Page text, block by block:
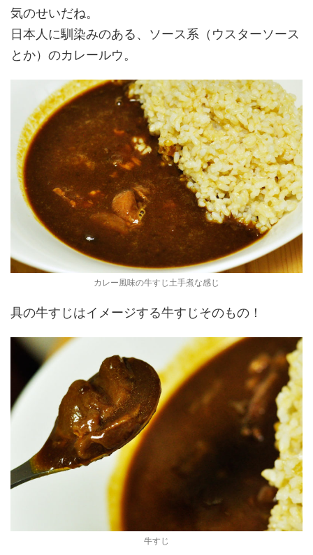
気のせいだね。
日本人に馴染みのある、ソース系（ウスターソース
とか）のカレールウ。
カレー風味の牛すじ土手煮な感じ
具の牛すじはイメージする牛すじそのもの！
牛すじ